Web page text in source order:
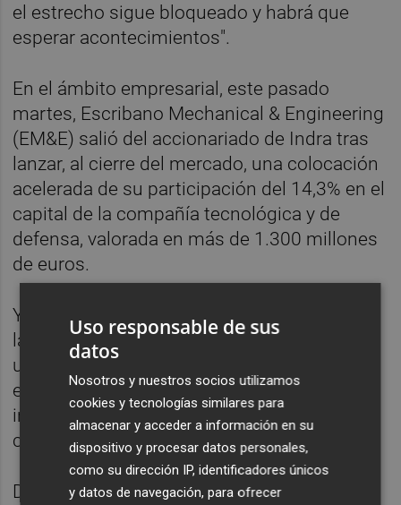
el estrecho sigue bloqueado y habrá que
esperar acontecimientos".
En el ámbito empresarial, este pasado
martes, Escribano Mechanical & Engineering
(EM&E) salió del accionariado de Indra tras
lanzar, al cierre del mercado, una colocación
acelerada de su participación del 14,3% en el
capital de la compañía tecnológica y de
defensa, valorada en más de 1.300 millones
de euros.
Ya este miércoles, y antes de la apertura de
las bolsas, Rovi ha comunicado que obtuvo
un beneficio neto de 9,4 millones de euros
en el primer trimestre del año, cifra un 48%
inferior a la del mismo periodo de 2025,
cuando registró ganancias de 18,1 millones.
De su lado, Fluidra ha informado de que
Uso responsable de sus
datos
Nosotros y nuestros socios utilizamos
cookies y tecnologías similares para
almacenar y acceder a información en su
dispositivo y procesar datos personales,
como su dirección IP, identificadores únicos
y datos de navegación, para ofrecer